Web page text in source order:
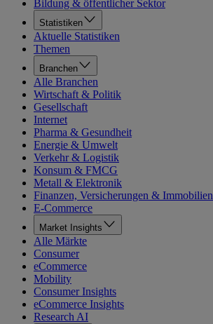
Bildung & öffentlicher Sektor
Statistiken
Aktuelle Statistiken
Themen
Branchen
Alle Branchen
Wirtschaft & Politik
Gesellschaft
Internet
Pharma & Gesundheit
Energie & Umwelt
Verkehr & Logistik
Konsum & FMCG
Metall & Elektronik
Finanzen, Versicherungen & Immobilien
E-Commerce
Market Insights
Alle Märkte
Consumer
eCommerce
Mobility
Consumer Insights
eCommerce Insights
Research AI